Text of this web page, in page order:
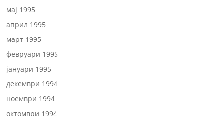
мај 1995
април 1995
март 1995
февруари 1995
јануари 1995
декември 1994
ноември 1994
октомври 1994